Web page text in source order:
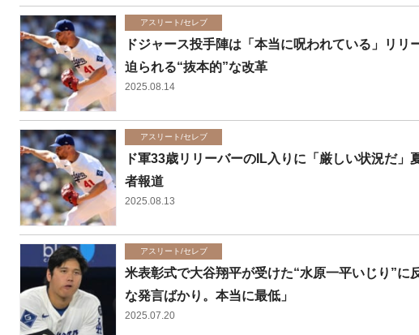
アスリート/セレブ
ドジャース投手陣は「本当に呪われている」リ
迫られる“抜本的”な改革
2025.08.14
アスリート/セレブ
ド軍33歳リリーバーのIL入りに「厳しい状況だ
者報道
2025.08.13
アスリート/セレブ
米表彰式で大谷翔平が受けた“水原一平いじり”
な発言ばかり。本当に最低」
2025.07.20